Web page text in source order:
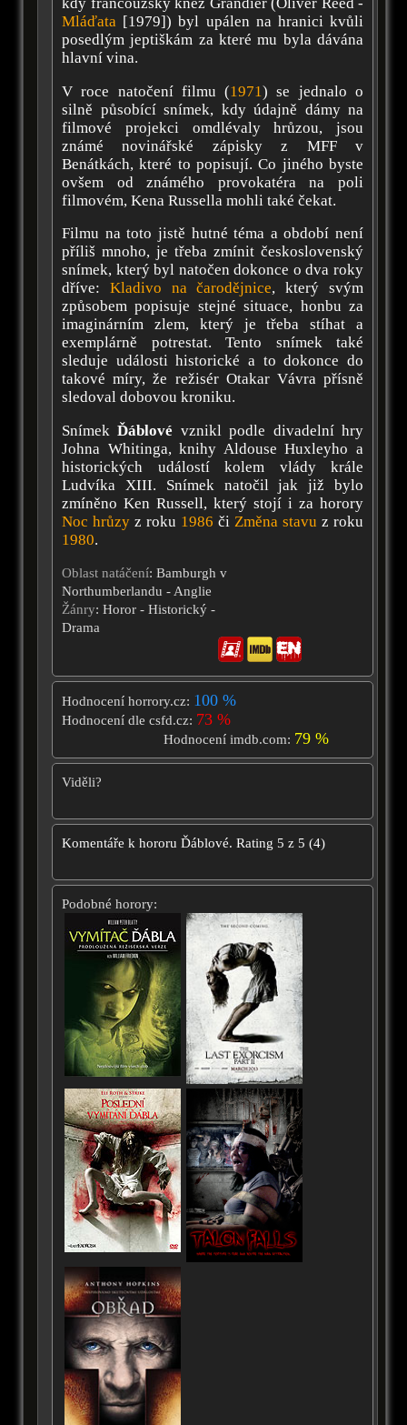
kdy francouzský kněz Grandier (Oliver Reed -
Mláďata [1979]) byl upálen na hranici kvůli
posedlým jeptiškám za které mu byla dávána
hlavní vina.
V roce natočení filmu (1971) se jednalo o
silně působící snímek, kdy údajně dámy na
filmové projekci omdlévaly hrůzou, jsou
známé novinářské zápisky z MFF v
Benátkách, které to popisují. Co jiného byste
ovšem od známého provokatéra na poli
filmovém, Kena Russella mohli také čekat.
Filmu na toto jistě hutné téma a období není
příliš mnoho, je třeba zmínit československý
snímek, který byl natočen dokonce o dva roky
dříve: Kladivo na čarodějnice, který svým
způsobem popisuje stejné situace, honbu za
imaginárním zlem, který je třeba stíhat a
exemplárně potrestat. Tento snímek také
sleduje události historické a to dokonce do
takové míry, že režisér Otakar Vávra přísně
sledoval dobovou kroniku.
SnímekĎáblové vznikl podle divadelní hry
Johna Whitinga, knihy Aldouse Huxleyho a
historických událostí kolem vlády krále
Ludvíka XIII. Snímek natočil jak již bylo
zmíněno Ken Russell, který stojí i za horory
Noc hrůzy z roku 1986 čiZměna stavu z roku
1980.
Oblast natáčení: Bamburgh v
Northumberlandu - Anglie
Žánry: Horor - Historický -
Drama
Hodnocení horrory.cz: 100 %
Hodnocení dle csfd.cz: 73 %
Hodnocení imdb.com: 79 %
Viděli?
Komentáře k hororu Ďáblové. Rating 5 z 5 (4)
Podobné horory: